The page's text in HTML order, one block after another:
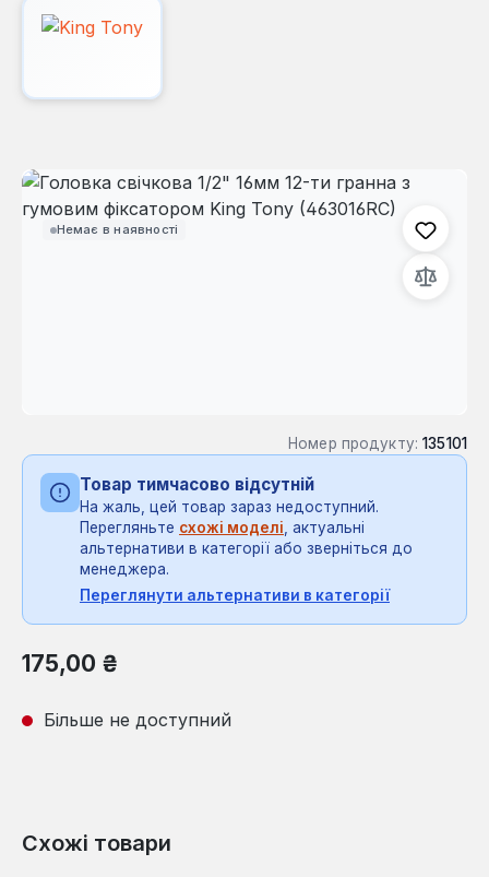
Немає в наявності
Пропустити галерею зображень
Номер продукту: 135101
Товар тимчасово відсутній
На жаль, цей товар зараз недоступний.
Перегляньте схожі моделі, актуальні
альтернативи в категорії або зверніться до
менеджера.
Переглянути альтернативи в категорії
Звичайна ціна:
175,00 ₴
Більше не доступний
Схожі товари